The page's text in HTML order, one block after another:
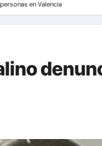
en Valencia